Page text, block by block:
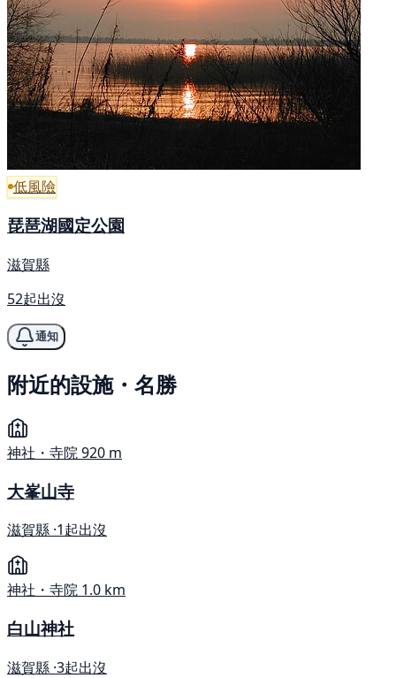
低風險
琵琶湖國定公園
滋賀縣
52起出沒
通知
附近的設施・名勝
神社・寺院920 m
大峯山寺
滋賀縣 ·1起出沒
神社・寺院 1.0 km
白山神社
滋賀縣 ·3起出沒